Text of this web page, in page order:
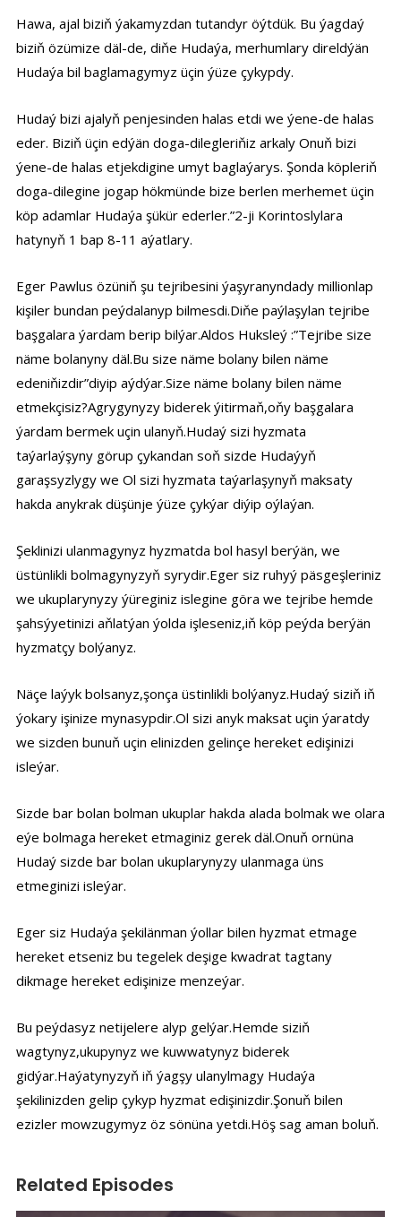
Hawa, ajal biziň ýakamyzdan tutandyr öýtdük. Bu ýagdaý
biziň özümize däl-de, diňe Hudaýa, merhumlary direldýän
Hudaýa bil baglamagymyz üçin ýüze çykypdy.
Hudaý bizi ajalyň penjesinden halas etdi we ýene-de halas
eder. Biziň üçin edýän doga-dilegleriňiz arkaly Onuň bizi
ýene-de halas etjekdigine umyt baglaýarys. Şonda köpleriň
doga-dilegine jogap hökmünde bize berlen merhemet üçin
köp adamlar Hudaýa şükür ederler.”2-ji Korintoslylara
hatynyň 1 bap 8-11 aýatlary.
Eger Pawlus özüniň şu tejribesini ýaşyranyndady millionlap
kişiler bundan peýdalanyp bilmesdi.Diňe paýlaşylan tejribe
başgalara ýardam berip bilýar.Aldos Huksleý :”Tejribe size
näme bolanyny däl.Bu size näme bolany bilen näme
edeniňizdir”diyip aýdýar.Size näme bolany bilen näme
etmekçisiz?Agrygynyzy biderek ýitirmaň,oňy başgalara
ýardam bermek uçin ulanyň.Hudaý sizi hyzmata
taýarlaýşyny görup çykandan soň sizde Hudaýyň
garaşsyzlygy we Ol sizi hyzmata taýarlaşynyň maksaty
hakda anykrak düşünje ýüze çykýar diýip oýlaýan.
Şeklinizi ulanmagynyz hyzmatda bol hasyl berýän, we
üstünlikli bolmagynyzyň syrydir.Eger siz ruhyý päsgeşleriniz
we ukuplarynyzy ýüreginiz islegine göra we tejribe hemde
şahsýyetinizi aňlatýan ýolda işleseniz,iň köp peýda berýän
hyzmatçy bolýanyz.
Näçe laýyk bolsanyz,şonça üstinlikli bolýanyz.Hudaý siziň iň
ýokary işinize mynasypdir.Ol sizi anyk maksat uçin ýaratdy
we sizden bunuň uçin elinizden gelinçe hereket edişinizi
isleýar.
Sizde bar bolan bolman ukuplar hakda alada bolmak we olara
eýe bolmaga hereket etmaginiz gerek däl.Onuň ornüna
Hudaý sizde bar bolan ukuplarynyzy ulanmaga üns
etmeginizi isleýar.
Eger siz Hudaýa şekilänman ýollar bilen hyzmat etmage
hereket etseniz bu tegelek deşige kwadrat tagtany
dikmage hereket edişinize menzeýar.
Bu peýdasyz netijelere alyp gelýar.Hemde siziň
wagtynyz,ukupynyz we kuwwatynyz biderek
gidýar.Haýatynyzyň iň ýagşy ulanylmagy Hudaýa
şekilinizden gelip çykyp hyzmat edişinizdir.Şonuň bilen
ezizler mowzugymyz öz sönüna yetdi.Höş sag aman boluň.
Related Episodes